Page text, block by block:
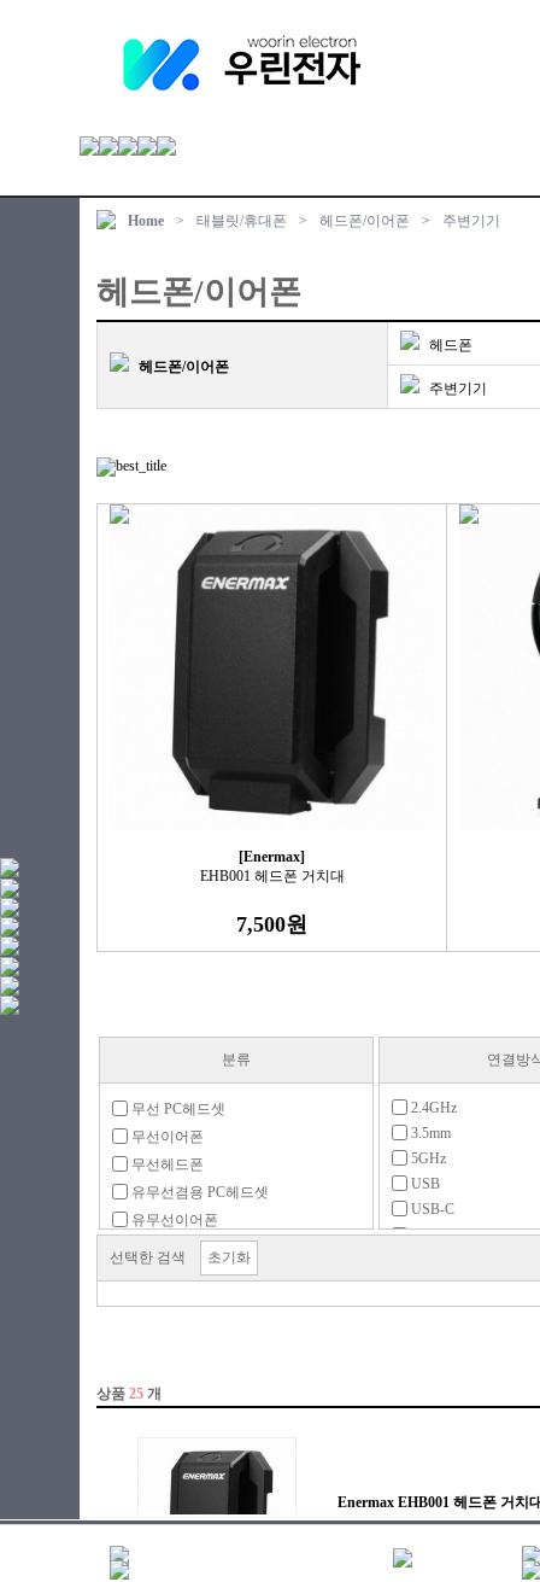
Home > 태블릿/휴대폰 > 헤드폰/이어폰 > 주변기기
헤드폰/이어폰
헤드폰/이어폰
헤드폰
주변기기
[Enermax]
EHB001 헤드폰 거치대
7,500원
분류
무선 PC헤드셋
무선이어폰
무선헤드폰
유무선겸용 PC헤드셋
유무선이어폰
유무선헤드폰
유선 PC헤드셋
유선이어폰
주변용품
연결방
2.4GHz
3.5mm
5GHz
USB
USB-C
USB-C동글
선택한 검색 초기화